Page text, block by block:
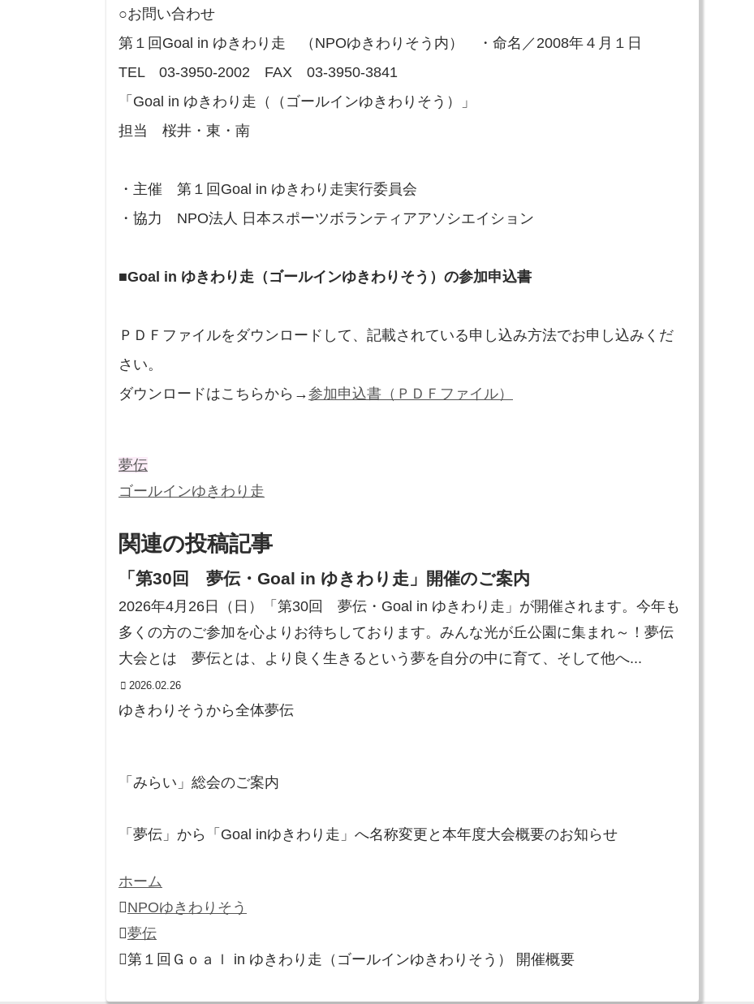
○お問い合わせ
第１回Goal in ゆきわり走 （NPOゆきわりそう内） ・命名／2008年４月１日
TEL 03-3950-2002 FAX 03-3950-3841
「Goal in ゆきわり走（（ゴールインゆきわりそう）」
担当 桜井・東・南
・主催 第１回Goal in ゆきわり走実行委員会
・協力 NPO法人 日本スポーツボランティアアソシエイション
■Goal in ゆきわり走（ゴールインゆきわりそう）の参加申込書
ＰＤＦファイルをダウンロードして、記載されている申し込み方法でお申し込みくだ
さい。
ダウンロードはこちらから→参加申込書（ＰＤＦファイル）
夢伝
ゴールインゆきわり走
関連の投稿記事
「第30回 夢伝・Goal in ゆきわり走」開催のご案内
2026年4月26日（日）「第30回 夢伝・Goal in ゆきわり走」が開催されます。今年も
多くの方のご参加を心よりお待ちしております。みんな光が丘公園に集まれ～！夢伝
大会とは 夢伝とは、より良く生きるという夢を自分の中に育て、そして他へ...
2026.02.26
ゆきわりそうから全体夢伝
「みらい」総会のご案内
「夢伝」から「Goal inゆきわり走」へ名称変更と本年度大会概要のお知らせ
ホーム
NPOゆきわりそう
夢伝
第１回Ｇｏａｌ in ゆきわり走（ゴールインゆきわりそう） 開催概要